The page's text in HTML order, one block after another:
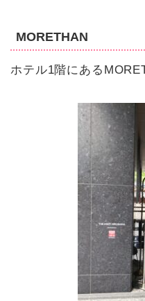
MORETHAN
ホテル1階にある